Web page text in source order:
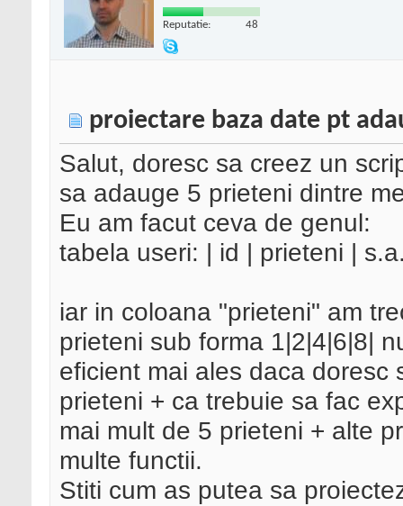
Reputatie: 48
proiectare baza date pt
Salut, doresc sa creez un
sa adauge 5 prieteni dintre
Eu am facut ceva de genul:
tabela useri: | id | prieteni |
iar in coloana "prieteni" am
prieteni sub forma 1|2|4|6|8|
eficient mai ales daca doresc
prieteni + ca trebuie sa fac
mai mult de 5 prieteni + alte
multe functii.
Stiti cum as putea sa